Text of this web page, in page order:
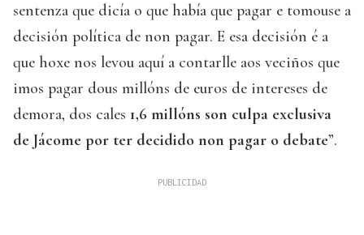
sentenza que dicía o que había que pagar e tomouse a
decisión política de non pagar. E esa decisión é a
que hoxe nos levou aquí a contarlle aos veciños que
imos pagar dous millóns de euros de intereses de
demora, dos cales 1,6 millóns son culpa exclusiva
de Jácome por ter decidido non pagar o debate”.